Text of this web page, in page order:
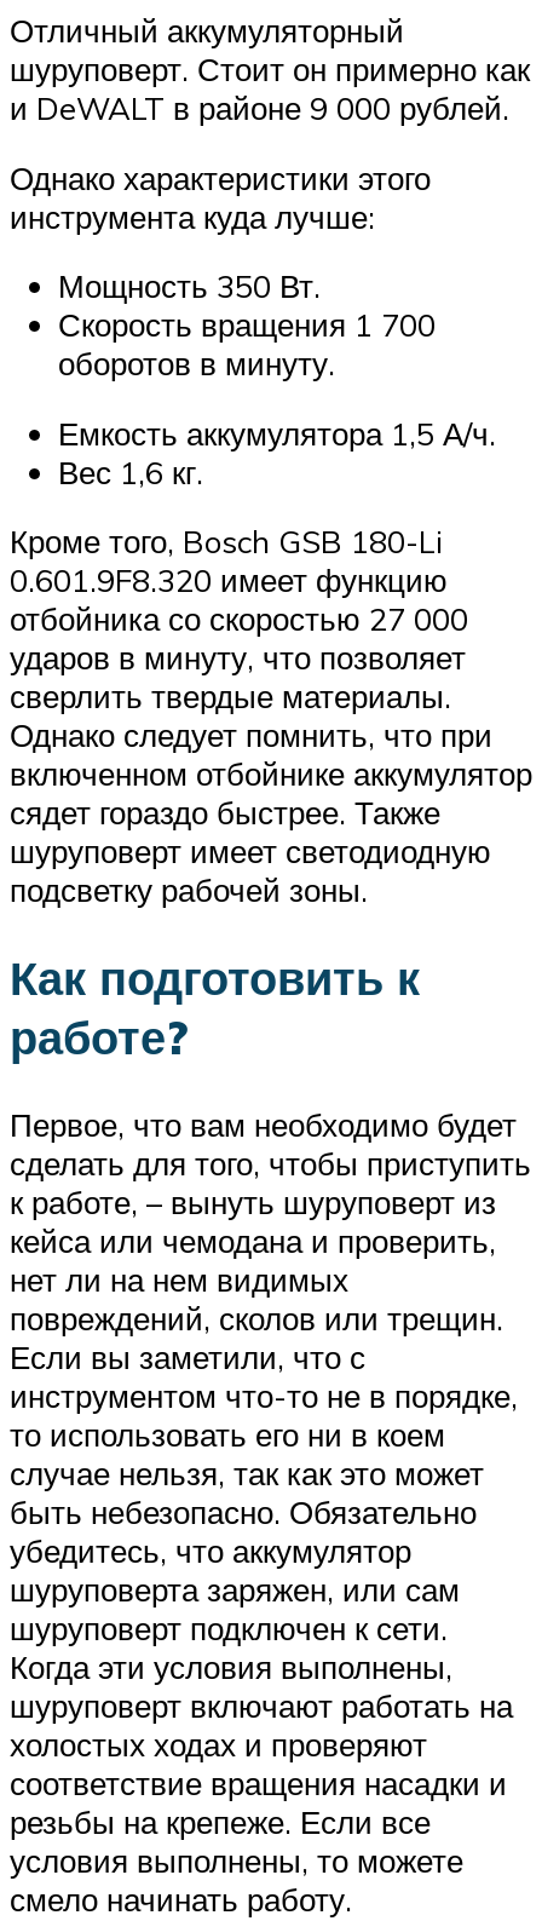
Отличный аккумуляторный
шуруповерт. Стоит он примерно как
и DeWALT в районе 9 000 рублей.
Однако характеристики этого
инструмента куда лучше:
Мощность 350 Вт.
Скорость вращения 1 700
оборотов в минуту.
Емкость аккумулятора 1,5 А/ч.
Вес 1,6 кг.
Кроме того, Bosch GSB 180-Li
0.601.9F8.320 имеет функцию
отбойника со скоростью 27 000
ударов в минуту, что позволяет
сверлить твердые материалы.
Однако следует помнить, что при
включенном отбойнике аккумулятор
сядет гораздо быстрее. Также
шуруповерт имеет светодиодную
подсветку рабочей зоны.
Как подготовить к
работе?
Первое, что вам необходимо будет
сделать для того, чтобы приступить
к работе, – вынуть шуруповерт из
кейса или чемодана и проверить,
нет ли на нем видимых
повреждений, сколов или трещин.
Если вы заметили, что с
инструментом что-то не в порядке,
то использовать его ни в коем
случае нельзя, так как это может
быть небезопасно. Обязательно
убедитесь, что аккумулятор
шуруповерта заряжен, или сам
шуруповерт подключен к сети.
Когда эти условия выполнены,
шуруповерт включают работать на
холостых ходах и проверяют
соответствие вращения насадки и
резьбы на крепеже. Если все
условия выполнены, то можете
смело начинать работу.